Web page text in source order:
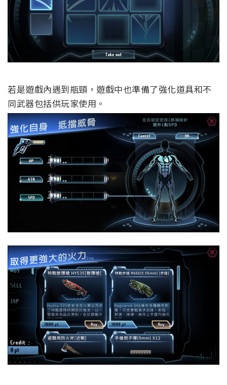
若是遊戲內遇到瓶頸，遊戲中也準備了強化道具和不
同武器包括供玩家使用。